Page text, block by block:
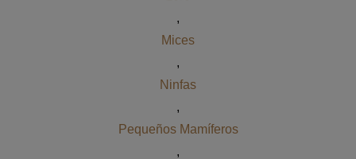
,
Mices
,
Ninfas
,
Pequeños Mamíferos
,